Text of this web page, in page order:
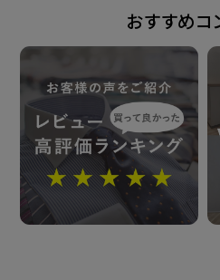
ビジカジスタイルでも使い
柄は、1枚で着てもスーツに
衿型
ショートボタンダウンカラー
素材
おすすめコ